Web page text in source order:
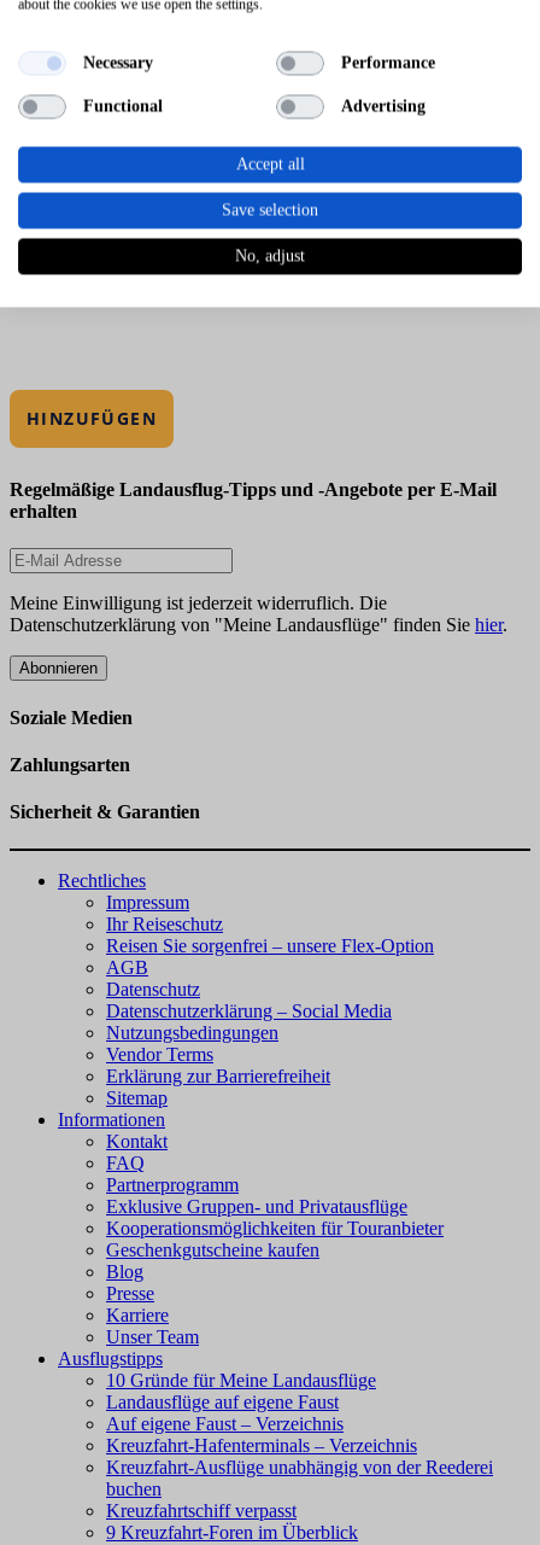
HINZUFÜGEN
Regelmäßige Landausflug-Tipps und -Angebote per E-Mail
erhalten
Meine Einwilligung ist jederzeit widerruflich. Die
Datenschutzerklärung von "Meine Landausflüge" finden Sie hier.
Abonnieren
Soziale Medien
Zahlungsarten
Sicherheit & Garantien
Rechtliches
Impressum
Ihr Reiseschutz
Reisen Sie sorgenfrei – unsere Flex-Option
AGB
Datenschutz
Datenschutzerklärung – Social Media
Nutzungsbedingungen
Vendor Terms
Erklärung zur Barrierefreiheit
Sitemap
Informationen
Kontakt
FAQ
Partnerprogramm
Exklusive Gruppen- und Privatausflüge
Kooperationsmöglichkeiten für Touranbieter
Geschenkgutscheine kaufen
Blog
Presse
Karriere
Unser Team
Ausflugstipps
10 Gründe für Meine Landausflüge
Landausflüge auf eigene Faust
Auf eigene Faust – Verzeichnis
Kreuzfahrt-Hafenterminals – Verzeichnis
Kreuzfahrt-Ausflüge unabhängig von der Reederei
buchen
Kreuzfahrtschiff verpasst
9 Kreuzfahrt-Foren im Überblick
about the cookies we use open the settings.
Necessary Performance
Functional Advertising
Accept all
Save selection
No, adjust